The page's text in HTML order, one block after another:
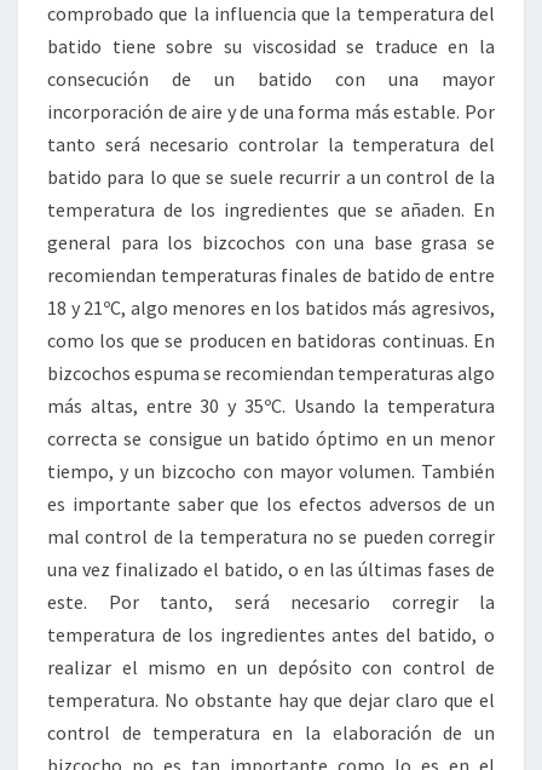
comprobado que la influencia que la temperatura del
batido tiene sobre su viscosidad se traduce en la
consecución de un batido con una mayor
incorporación de aire y de una forma más estable. Por
tanto será necesario controlar la temperatura del
batido para lo que se suele recurrir a un control de la
temperatura de los ingredientes que se añaden. En
general para los bizcochos con una base grasa se
recomiendan temperaturas finales de batido de entre
18 y 21ºC, algo menores en los batidos más agresivos,
como los que se producen en batidoras continuas. En
bizcochos espuma se recomiendan temperaturas algo
más altas, entre 30 y 35ºC. Usando la temperatura
correcta se consigue un batido óptimo en un menor
tiempo, y un bizcocho con mayor volumen. También
es importante saber que los efectos adversos de un
mal control de la temperatura no se pueden corregir
una vez finalizado el batido, o en las últimas fases de
este. Por tanto, será necesario corregir la
temperatura de los ingredientes antes del batido, o
realizar el mismo en un depósito con control de
temperatura. No obstante hay que dejar claro que el
control de temperatura en la elaboración de un